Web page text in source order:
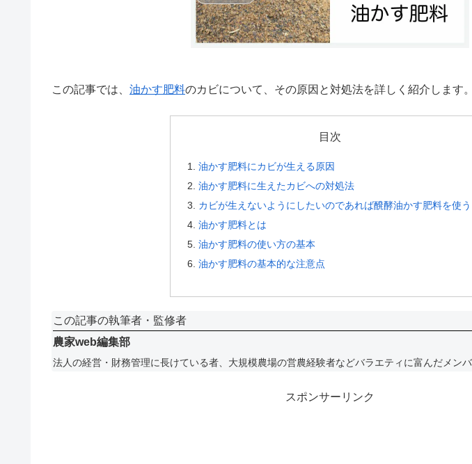
この記事では、 油かす肥料のカビについて、その原因と対処法を詳しく紹介します。
目次
油かす肥料にカビが生える原因
油かす肥料に生えたカビへの対処法
カビが生えないようにしたいのであれば醗酵油かす肥料を使う
油かす肥料とは
油かす肥料の使い方の基本
油かす肥料の基本的な注意点
この記事の執筆者・監修者
農家web編集部
法人の経営・財務管理に長けている者、大規模農場の営農経験者などバラエティに富んだメンバ
スポンサーリンク